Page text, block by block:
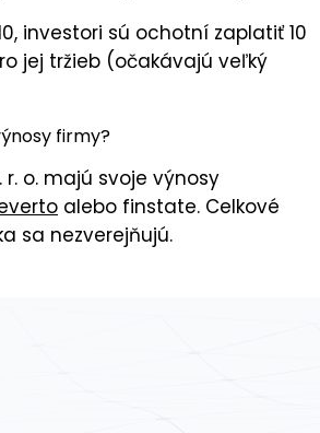
investori sú ochotní zaplatiť 10
jej tržieb (očakávajú veľký
firmy?
o. majú svoje výnosy
alebo finstate. Celkové
sa nezverejňujú.